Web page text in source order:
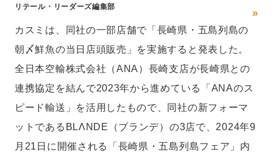
リテール・リーダーズ編集部
»
カスミは、同社の一部店舗で「長崎県・五島列島の
朝〆鮮魚の当日店頭販売」を実施すると発表した。
全日本空輸株式会社（ANA）長崎支店が長崎県との
連携協定を結んで2023年から進めている「ANAのス
ピード輸送」を活用したもので、同社の新フォーマ
ットであるBLΛNDE（ブランデ）の3店で、2024年9
月21日に開催される「長崎県・五島列島フェア」内